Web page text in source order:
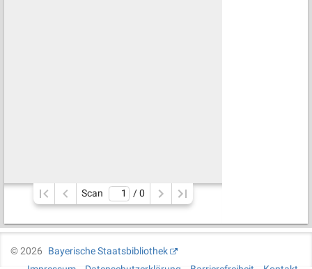
Scan / 0
©2026
Bayerische Staatsbibliothek